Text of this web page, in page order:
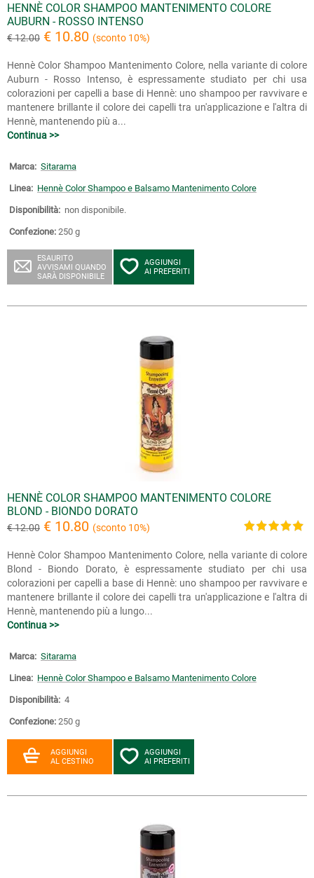
HENNÈ COLOR SHAMPOO MANTENIMENTO COLORE
AUBURN - ROSSO INTENSO
€ 12.00 € 10.80 (sconto 10%)
Hennè Color Shampoo Mantenimento Colore, nella variante di colore
Auburn - Rosso Intenso, è espressamente studiato per chi usa
colorazioni per capelli a base di Hennè: uno shampoo per ravvivare e
mantenere brillante il colore dei capelli tra un'applicazione e l'altra di
Hennè, mantenendo più a...
Continua >>
Marca: Sitarama
Linea: Hennè Color Shampoo e Balsamo Mantenimento Colore
Disponibilità: non disponibile.
Confezione: 250 g
ESAURITO
AVVISAMI QUANDO
SARÀ DISPONIBILE
AGGIUNGI
AI PREFERITI
HENNÈ COLOR SHAMPOO MANTENIMENTO COLORE
BLOND - BIONDO DORATO
€ 12.00 € 10.80 (sconto 10%)
Hennè Color Shampoo Mantenimento Colore, nella variante di colore
Blond - Biondo Dorato, è espressamente studiato per chi usa
colorazioni per capelli a base di Hennè: uno shampoo per ravvivare e
mantenere brillante il colore dei capelli tra un'applicazione e l'altra di
Hennè, mantenendo più a lungo...
Continua >>
Marca: Sitarama
Linea: Hennè Color Shampoo e Balsamo Mantenimento Colore
Disponibilità: 4
Confezione: 250 g
AGGIUNGI
AL CESTINO
AGGIUNGI
AI PREFERITI